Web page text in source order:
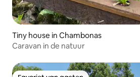
Tiny house in Chambonas
Caravan in de natuur